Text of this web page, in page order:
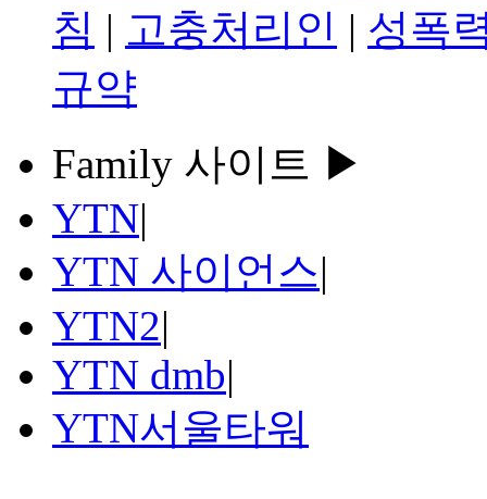
침 | 고충처리인 | 성폭
규약
Family 사이트 ▶
YTN|
YTN 사이언스|
YTN2|
YTN dmb|
YTN서울타워